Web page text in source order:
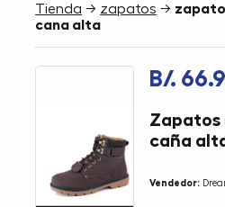
Tienda → zapatos →
cana alta
B/.
Zapatos
caña
Vendedor: